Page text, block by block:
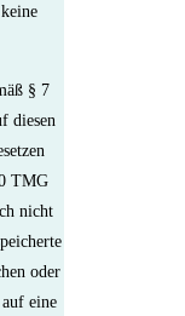
§ 7
diesen
TMG
nicht
oder
eine